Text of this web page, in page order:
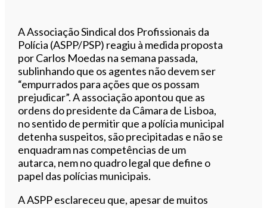
A Associação Sindical dos Profissionais da
Polícia (ASPP/PSP) reagiu à medida proposta
por Carlos Moedas na semana passada,
sublinhando que os agentes não devem ser
“empurrados para ações que os possam
prejudicar”. A associação apontou que as
ordens do presidente da Câmara de Lisboa,
no sentido de permitir que a polícia municipal
detenha suspeitos, são precipitadas e não se
enquadram nas competências de um
autarca, nem no quadro legal que define o
papel das polícias municipais.
A ASPP esclareceu que, apesar de muitos